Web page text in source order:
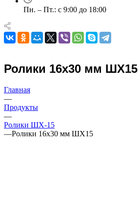
Пн. – Пт.: с 9:00 до 18:00
Ролики 16х30 мм ШХ15
Главная
—
Продукты
—
Ролики ШХ-15
—Ролики 16х30 мм ШХ15